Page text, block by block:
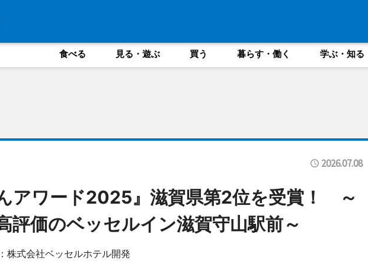
食べる 見る・遊ぶ 買う 暮らす・働く 学ぶ・知る
2026.07.08
アワード2025』滋賀県第2位を受賞！ ～
評価のベッセルイン滋賀守山駅前～
株式会社ベッセルホテル開発